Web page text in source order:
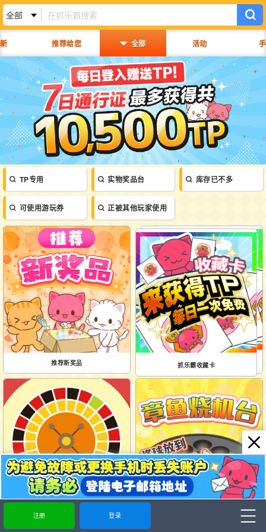
推荐给您 全部 活动
搜索历史 推荐
鬼灭之刃 咒术回战 Spy Family 间谍家家酒
三丽鸥 迪士尼 宝可梦 哆啦A梦
蜡笔小新 面包超人
TP专用 实物奖品台 库存已不多
可使用游玩券 正被其他玩家使用
推荐新奖品 抓乐霸收藏卡
抓乐霸收藏卡
注册 登录